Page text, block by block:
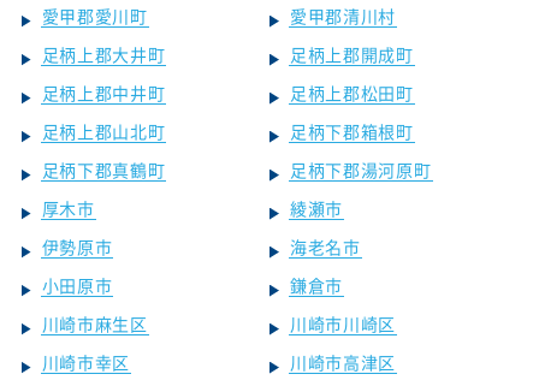
愛甲郡愛川町
愛甲郡清川村
足柄上郡大井町
足柄上郡開成町
足柄上郡中井町
足柄上郡松田町
足柄上郡山北町
足柄下郡箱根町
足柄下郡真鶴町
足柄下郡湯河原町
厚木市
綾瀬市
伊勢原市
海老名市
小田原市
鎌倉市
川崎市麻生区
川崎市川崎区
川崎市幸区
川崎市高津区